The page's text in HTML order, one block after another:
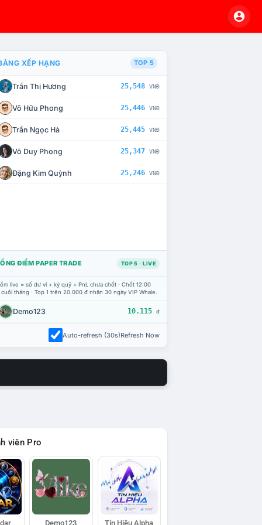
CHẾ TÀI XỬ LÝ VI PHẠM
XẾP HẠNG TOP 5
Trần Thị Hương 25,548 VNĐ
Võ Hữu Phong 25,446 VNĐ
Trần Ngọc Hà 25,445 VNĐ
Võ Duy Phong 25,347 VNĐ
Đặng Kim Quỳnh 25,246 VNĐ
ĐIỂM PAPER TRADE TOP 5 · LIVE
live = số dư ví + ký quỹ + PnL chưa chốt · Chốt 12:00
tháng · Top 1 trên 20.000 đ nhận 30 ngày VIP Whale.
Demo123 10.115 đ
Auto-refresh (30s)Refresh Now
viên Pro
Demo123 Tín Hiệu Alpha